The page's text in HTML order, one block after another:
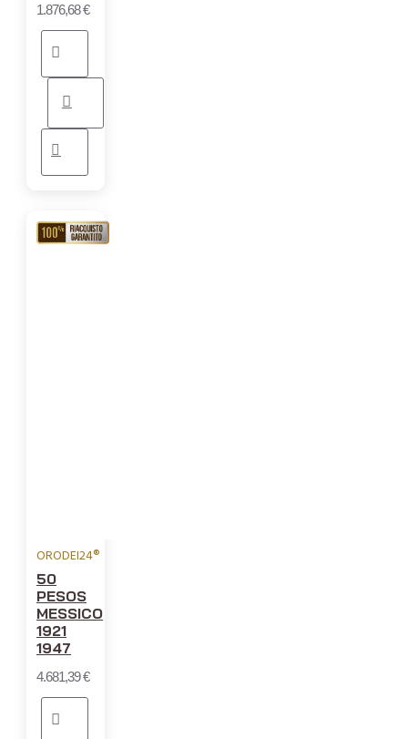
1.876,68 €
RIACQUISTO
ORODEI24®
50
PESOS
MESSICO
1921
1947
4.681,39 €